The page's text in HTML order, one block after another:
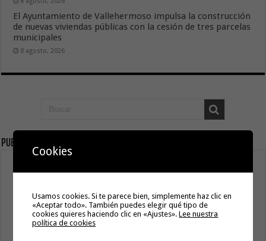
El Ayuntamiento de Vallehermoso impulsa la construcción
de nuevas viviendas públicas con la cesión de tres parcelas
municipales
8 agosto, 2026
Publicidad
Cookies
Usamos cookies. Si te parece bien, simplemente haz clic en
«Aceptar todo». También puedes elegir qué tipo de
cookies quieres haciendo clic en «Ajustes».Lee nuestra
política de cookies